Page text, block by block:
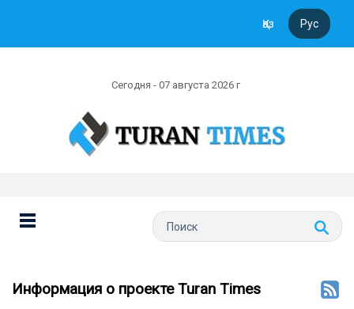
Қаз Рус
Сегодня - 07 августа 2026 г
Информация о проекте Turan Times